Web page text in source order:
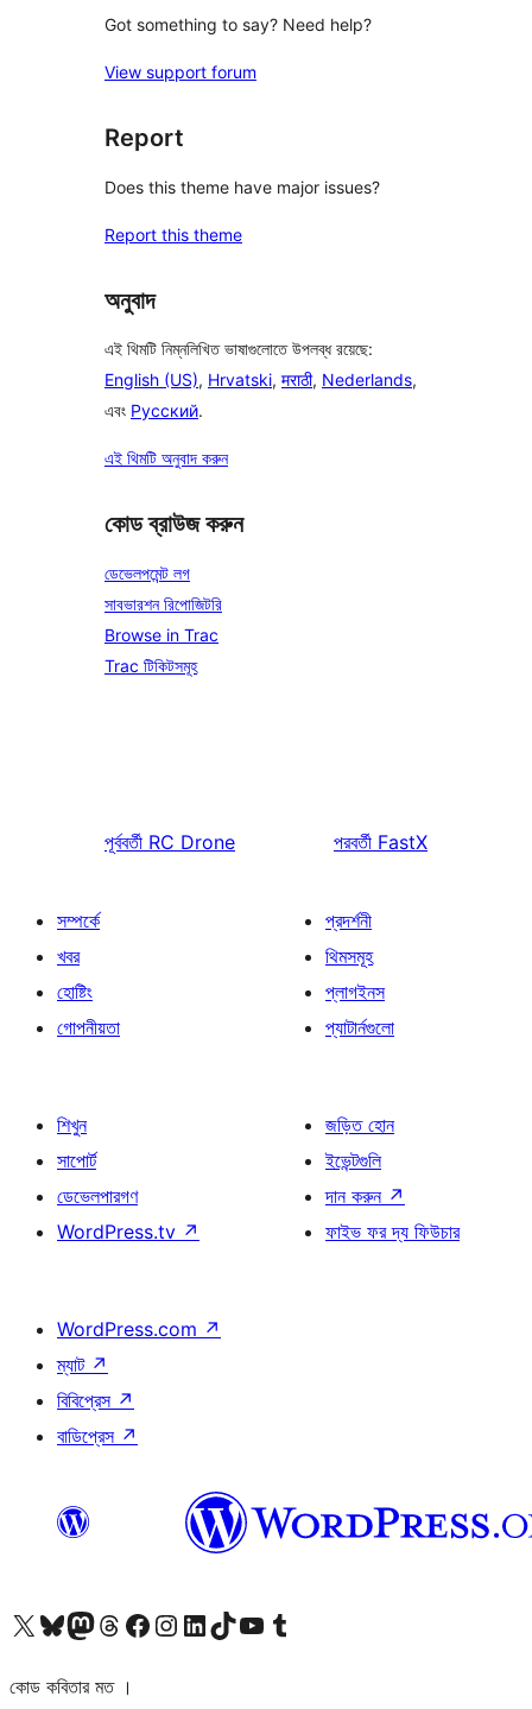
Got something to say? Need help?
View support forum
Report
Does this theme have major issues?
Report this theme
অনুবাদ
এই থিমটি নিম্নলিখিত ভাষাগুলোতে উপলব্ধ রয়েছে:
English (US), Hrvatski, मराठी, Nederlands,
এবং Русский.
এই থিমটি অনুবাদ করুন
কোড ব্রাউজ করুন
ডেভেলপমেন্ট লগ
সাবভারশন রিপোজিটরি
Browse in Trac
Trac টিকিটসমূহ
পূর্ববর্তী RC Drone পরবর্তী FastX
সম্পর্কে
খবর
হোষ্টিং
গোপনীয়তা
প্রদর্শনী
থিমসমূহ
প্লাগইনস
প্যাটার্নগুলো
শিখুন
সাপোর্ট
ডেভেলপারগণ
WordPress.tv ↗
জড়িত হোন
ইভেন্টগুলি
দান করুন ↗
ফাইভ ফর দ্য ফিউচার
WordPress.com ↗
ম্যাট ↗
বিবিপ্রেস ↗
বাডিপ্রেস ↗
আমাদের X (আগের টুইটার) অ্যাকাউন্টে যানআমাদের Bluesky অ্যাকাউন্টটি দেখুনআমাদের মাস্টোডন অ্যাকাউন্টটি দেখুনআমাদের থ্রেডস অ্যাকাউন্টটি দেখুনআমাদের ফেসবুক পেজ দেখুনআমাদের ইন্সটাগ্রাম অ্যাকাউন্ট দেখুনআমাদের লিঙ্কডইন অ্যাকাউন্টে যানআমাদের TikTok অ্যাকাউন্টটি দেখুনআমাদের ইউটিউব চ্যানেলে যান আমাদের টাম্বলার অ্যাকাউন্ট দেখুন
কোড কবিতার মত ।